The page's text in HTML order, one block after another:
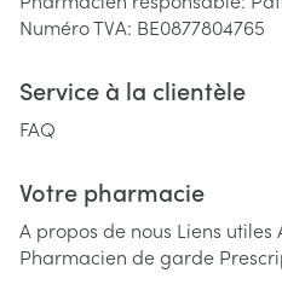
Numéro TVA: BE0877804765
Service à la clientèle
FAQ
Votre pharmacie
A propos de nous Liens utiles
Pharmacien de garde